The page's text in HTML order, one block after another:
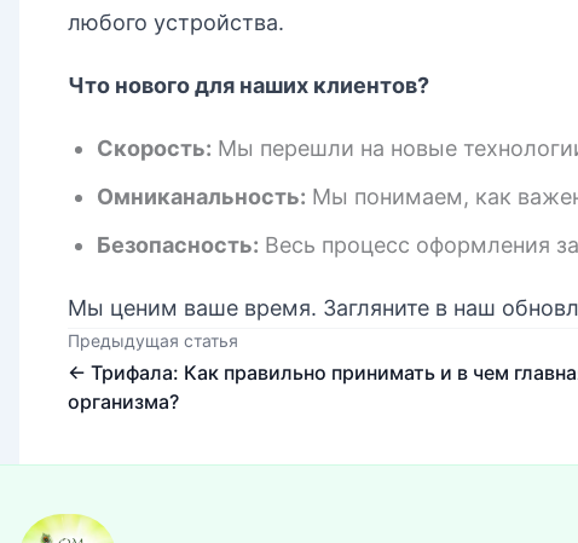
любого устройства.
Что нового для наших клиентов?
Скорость: Мы перешли на новые
Омниканальность: Мы понимаем, как
Безопасность: Весь процесс оформления
Мы ценим ваше время. Загляните в наш
Предыдущая статья
← Трифала: Как правильно принимать и в чем
организма?